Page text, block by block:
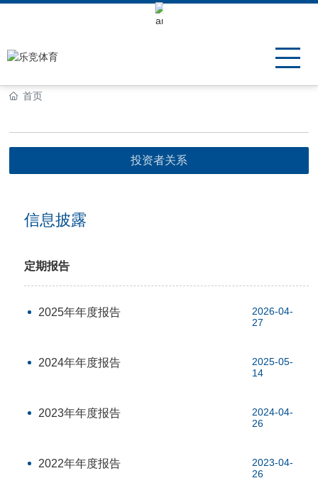
Keli Motor Group Search
首页
投资者关系
信息披露
定期报告
2025年年度报告
2026-04-
27
2024年年度报告
2025-05-
14
2023年年度报告
2024-04-
26
2022年年度报告
2023-04-
26